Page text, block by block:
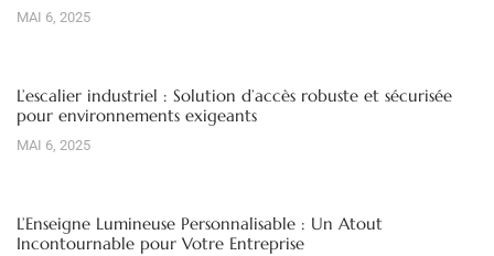
MAI 6, 2025
L’escalier industriel : Solution d’accès robuste et sécurisée
pour environnements exigeants
MAI 6, 2025
L’Enseigne Lumineuse Personnalisable : Un Atout
Incontournable pour Votre Entreprise